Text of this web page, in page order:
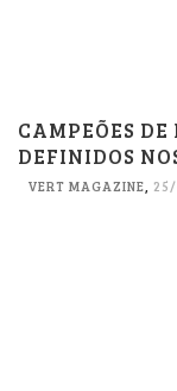
CAMPEÕES
DEFINIDOS
VERT MAGAZINE,